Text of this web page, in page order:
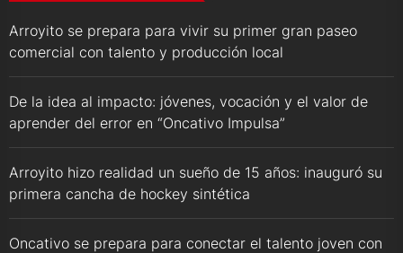
Arroyito se prepara para vivir su primer gran paseo
comercial con talento y producción local
De la idea al impacto: jóvenes, vocación y el valor de
aprender del error en “Oncativo Impulsa”
Arroyito hizo realidad un sueño de 15 años: inauguró su
primera cancha de hockey sintética
Oncativo se prepara para conectar el talento joven con